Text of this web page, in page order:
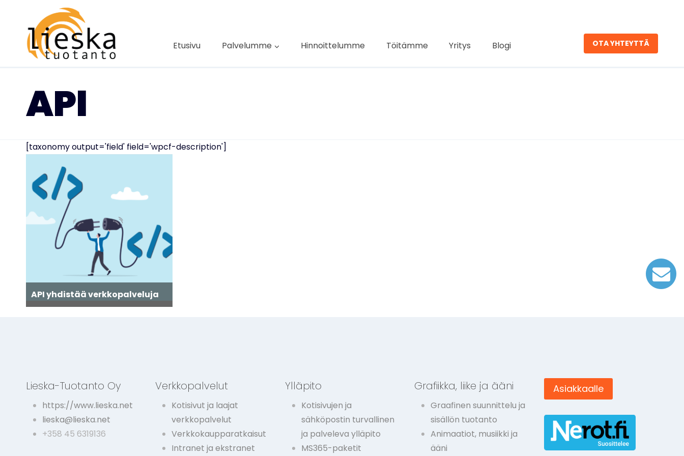
Etusivu Palvelumme Hinnoittelumme Töitämme Yritys Blogi OTA YHTEYTTÄ
API
[taxonomy output='field' field='wpcf-description']
API yhdistää verkkopalveluja
Lieska-Tuotanto Oy
https://www.lieska.net
lieska@lieska.net
+358 45 6319136
Verkkopalvelut
Kotisivut ja laajat
verkkopalvelut
Verkkokaupparatkaisut
Intranet ja ekstranet
Ylläpito
Kotisivujen ja
sähköpostin turvallinen
ja palveleva ylläpito
MS365-paketit
Grafiikka, liike ja ääni
Graafinen suunnittelu ja
sisällön tuotanto
Animaatiot, musiikki ja
ääni
Asiakkaalle